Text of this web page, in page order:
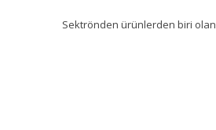
Sektrönden ürünlerden biri olan